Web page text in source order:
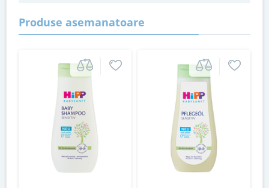
Produse asemanatoare